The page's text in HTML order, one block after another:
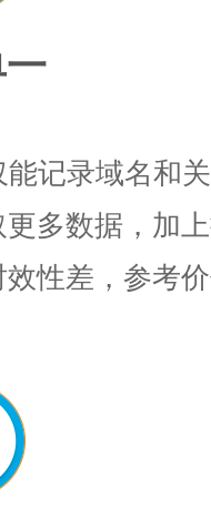
记录域名和
多数据，加上
性差，参考